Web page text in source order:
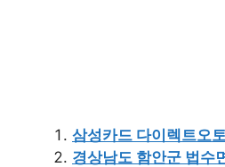
삼성카드 다이렉트오
경상남도 함안군 법수